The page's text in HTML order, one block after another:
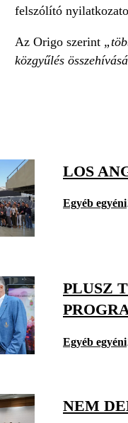
felszólító
Az Origo szerint
közgyűlés
LOS
Egyéb egyéni
PLUSZ
Egyéb egyéni
NEM